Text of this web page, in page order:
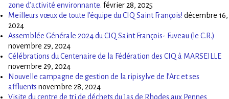
zone d’activité environnante. février 28, 2025
Meilleurs vœux de toute l’équipe du CIQ Saint François! décembre 16,
2024
Assemblée Générale 2024 du CIQ Saint François- Fuveau (le C.R.)
novembre 29, 2024
Célébrations du Centenaire de la Fédération des CIQ à MARSEILLE
novembre 29, 2024
Nouvelle campagne de gestion de la ripisylve de l’Arc et ses
affluents novembre 28, 2024
Visite du centre de tri de déchets du Jas de Rhodes aux Pennes